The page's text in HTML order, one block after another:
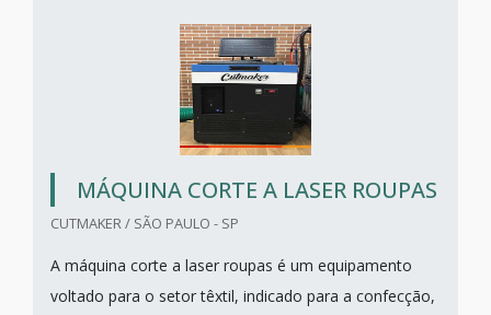
MÁQUINA CORTE A LASER ROUPAS
CUTMAKER / SÃO PAULO - SP
A máquina corte a laser roupas é um equipamento
voltado para o setor têxtil, indicado para a confecção,